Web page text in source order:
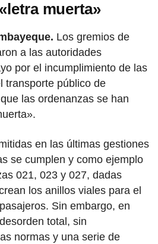
muerta»
Los gremios de
a las autoridades
por el incumplimiento de las
transporte público de
las ordenanzas se han
en las últimas gestiones
se cumplen y como ejemplo
021, 023 y 027, dadas
los anillos viales para el
Sin embargo, en
total, sin
normas y una serie de